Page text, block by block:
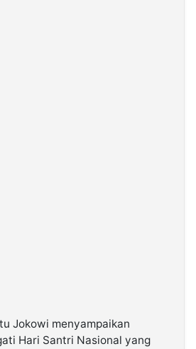
Jokowi menyampaikan
Hari Santri Nasional yang